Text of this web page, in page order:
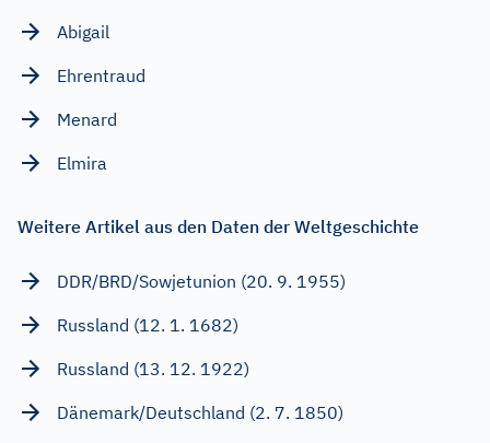
Abigail
Ehrentraud
Menard
Elmira
Weitere Artikel aus den Daten der Weltgeschichte
DDR/BRD/Sowjetunion (20. 9. 1955)
Russland (12. 1. 1682)
Russland (13. 12. 1922)
Dänemark/Deutschland (2. 7. 1850)